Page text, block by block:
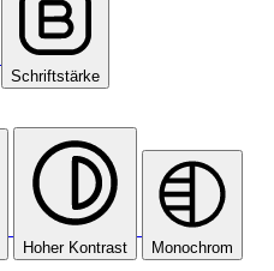
Schriftstärke
Hoher Kontrast Monochrom